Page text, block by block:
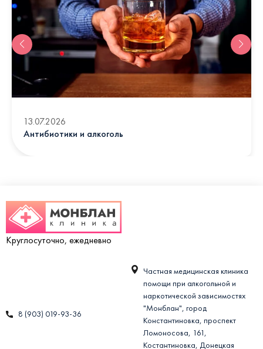
13.07.2026
Антибиотики и алкоголь
Круглосуточно, ежедневно
8 (903) 019-93-36
Частная медицинская клиника
помощи при алкогольной и
наркотической зависимостях
"Монблан", город
Константиновка, проспект
Ломоносова, 161,
Костантиновка, Донецкая